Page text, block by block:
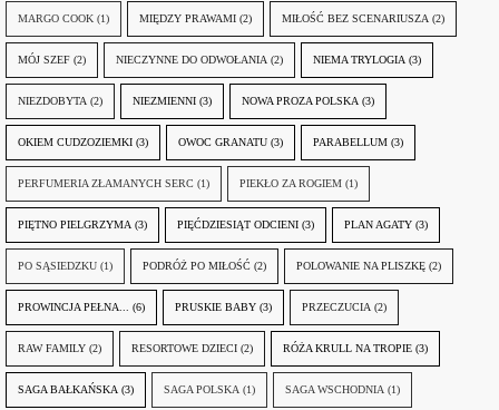
MARGO COOK (1) MIĘDZY PRAWAMI (2) MIŁOŚĆ BEZ SCENARIUSZA (2)
MÓJ SZEF (2) NIECZYNNE DO ODWOŁANIA (2) NIEMA TRYLOGIA (3)
NIEZDOBYTA (2) NIEZMIENNI (3) NOWA PROZA POLSKA (3)
OKIEM CUDZOZIEMKI (3) OWOC GRANATU (3) PARABELLUM (3)
PERFUMERIA ZŁAMANYCH SERC (1) PIEKŁO ZA ROGIEM (1)
PIĘTNO PIELGRZYMA (3) PIĘĆDZIESIĄT ODCIENI (3) PLAN AGATY (3)
PO SĄSIEDZKU (1) PODRÓŻ PO MIŁOŚĆ (2) POLOWANIE NA PLISZKĘ (2)
PROWINCJA PEŁNA... (6) PRUSKIE BABY (3) PRZECZUCIA (2)
RAW FAMILY (2) RESORTOWE DZIECI (2) RÓŻA KRULL NA TROPIE (3)
SAGA BAŁKAŃSKA (3) SAGA POLSKA (1) SAGA WSCHODNIA (1)